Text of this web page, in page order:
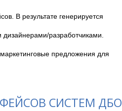
В результате генерируется
разработчиками.
предложения для
СИСТЕМ ДБО